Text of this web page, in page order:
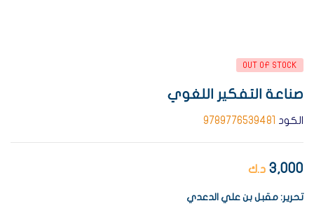
OUT OF STOCK
صناعة التفكير اللغوي
الكود 9789776539481
3,000 د.ك
تحرير: مقبل بن علي الدعدي